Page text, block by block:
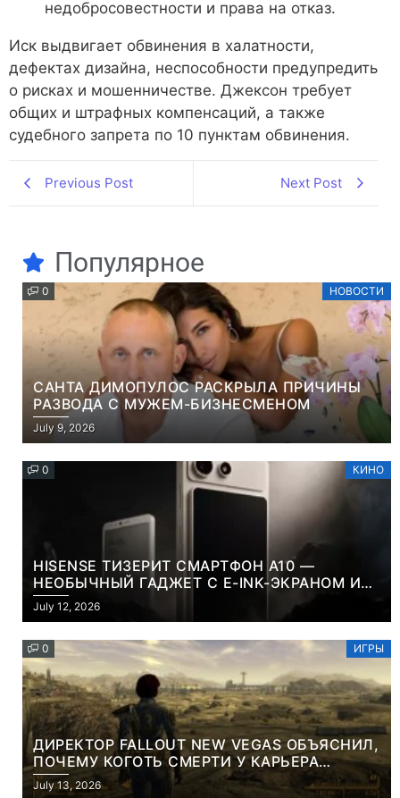
недобросовестности и права на отказ.
Иск выдвигает обвинения в халатности,
дефектах дизайна, неспособности предупредить
о рисках и мошенничестве. Джексон требует
общих и штрафных компенсаций, а также
судебного запрета по 10 пунктам обвинения.
Previous Post Next Post
Популярное
0 НОВОСТИ
САНТА ДИМОПУЛОС РАСКРЫЛА ПРИЧИНЫ
РАЗВОДА С МУЖЕМ-БИЗНЕСМЕНОМ
July 9, 2026
0 КИНО
HISENSE ТИЗЕРИТ СМАРТФОН A10 —
НЕОБЫЧНЫЙ ГАДЖЕТ С E-INK-ЭКРАНОМ И
СЪЕМНОЙ LCD-ПАНЕЛЬЮ ДЛЯ ЦВЕТНОГО
КОНТЕНТА И СОЦСЕТЕЙ
July 12, 2026
0 ИГРЫ
ДИРЕКТОР FALLOUT NEW VEGAS ОБЪЯСНИЛ,
ПОЧЕМУ КОГОТЬ СМЕРТИ У КАРЬЕРА
НАМЕРЕННО СНОСИТ ВАМ ГОЛОВУ
July 13, 2026